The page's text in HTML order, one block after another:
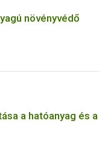
növényvédő
a hatóanyag és a